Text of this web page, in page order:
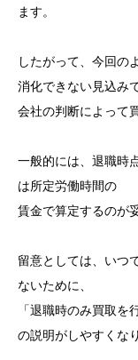
ます。
したがって、今回の
消化できない見込み
会社の判断によって
一般的には、退職時
は所定労働時間の
賃金で算定するのが
留意としては、いつ
ないために、
「退職時のみ買取
の説明がしやすくな